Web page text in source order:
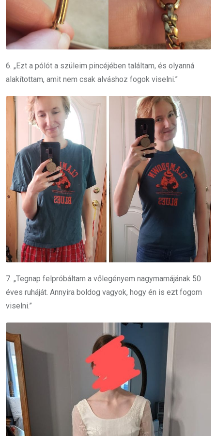
6. „Ezt a pólót a szüleim pincéjében találtam, és olyanná
alakítottam, amit nem csak alváshoz fogok viselni.”
7. „Tegnap felpróbáltam a vőlegényem nagymamájának 50
éves ruháját. Annyira boldog vagyok, hogy én is ezt fogom
viselni.”